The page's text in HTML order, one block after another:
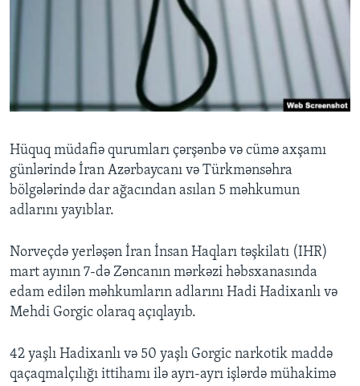
Hüquq müdafiə qurumları çərşənbə və cümə axşamı
günlərində İran Azərbaycanı və Türkmənsəhra
bölgələrində dar ağacından asılan 5 məhkumun
adlarını yayıblar.
Norveçdə yerləşən İran İnsan Haqları təşkilatı (IHR)
mart ayının 7-də Zəncanın mərkəzi həbsxanasında
edam edilən məhkumların adlarını Hadi Hadixanlı və
Mehdi Gorgic olaraq açıqlayıb.
42 yaşlı Hadixanlı və 50 yaşlı Gorgic narkotik maddə
qaçaqmalçılığı ittihamı ilə ayrı-ayrı işlərdə mühakimə